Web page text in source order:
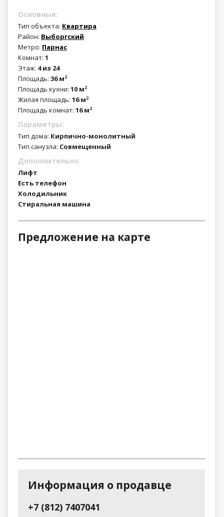
Основные:
Тип объекта: Квартира
Район: Выборгский
Метро: Парнас
Комнат: 1
Этаж: 4 из 24
Площадь: 36 м2
Площадь кухни: 10 м2
Жилая площадь: 16 м2
Площадь комнат: 16 м2
Параметры:
Тип дома: Кирпично-монолитный
Тип санузла: Совмещенный
Дополнительно:
Лифт
Есть телефон
Холодильник
Стиральная машина
Предложение на карте
Информация о продавце
+7 (812) 7407041